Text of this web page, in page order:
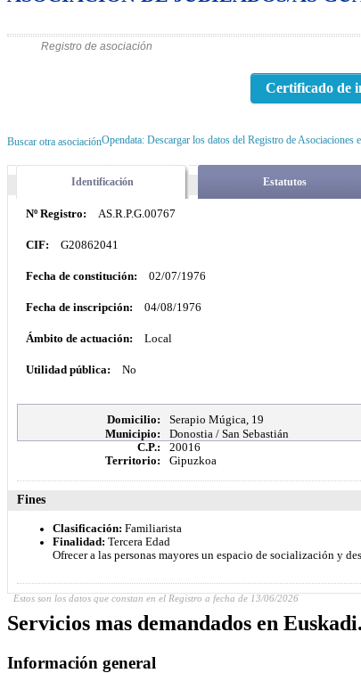
Registro de asociación
Certificado de
Buscar otra asociaciónOpendata: Descargar los datos del Registro de Asociaciones
Identificación Estatutos
Nº Registro: AS.R.P.G.00767
CIF: G20862041
Fecha de constitución: 02/07/1976
Fecha de inscripción: 04/08/1976
Ámbito de actuación: Local
Utilidad pública: No
Domicilio:
Serapio Múgica, 19
Municipio:
Donostia / San Sebastián
C.P.:
20016
Territorio:
Gipuzkoa
Fines
Clasificación: Familiarista
Finalidad: Tercera Edad
Ofrecer a las personas mayores un espacio de socialización y
Estos son los datos que constan en el Registro a fecha de 13/06/2026
Servicios mas demandados en
Información general